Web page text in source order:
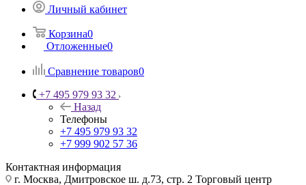
Личный кабинет
Корзина0
Отложенные0
Сравнение товаров0
+7 495 979 93 32
Назад
Телефоны
+7 495 979 93 32
+7 999 902 57 36
Контактная информация
г. Москва, Дмитровское ш. д.73, стр. 2 Торговый центр